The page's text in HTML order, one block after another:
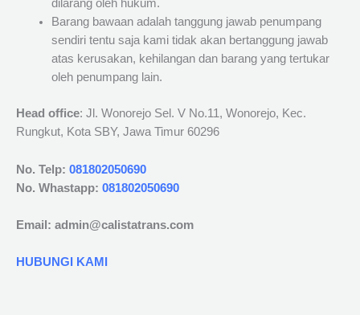
dilarang oleh hukum.
Barang bawaan adalah tanggung jawab penumpang
sendiri tentu saja kami tidak akan bertanggung jawab
atas kerusakan, kehilangan dan barang yang tertukar
oleh penumpang lain.
Head office: Jl. Wonorejo Sel. V No.11, Wonorejo, Kec.
Rungkut, Kota SBY, Jawa Timur 60296
No. Telp: 081802050690
No. Whastapp: 081802050690
Email: admin@calistatrans.com
HUBUNGI KAMI